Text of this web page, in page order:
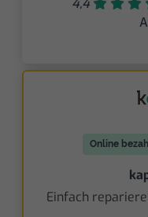
4,4
Online
Einfach